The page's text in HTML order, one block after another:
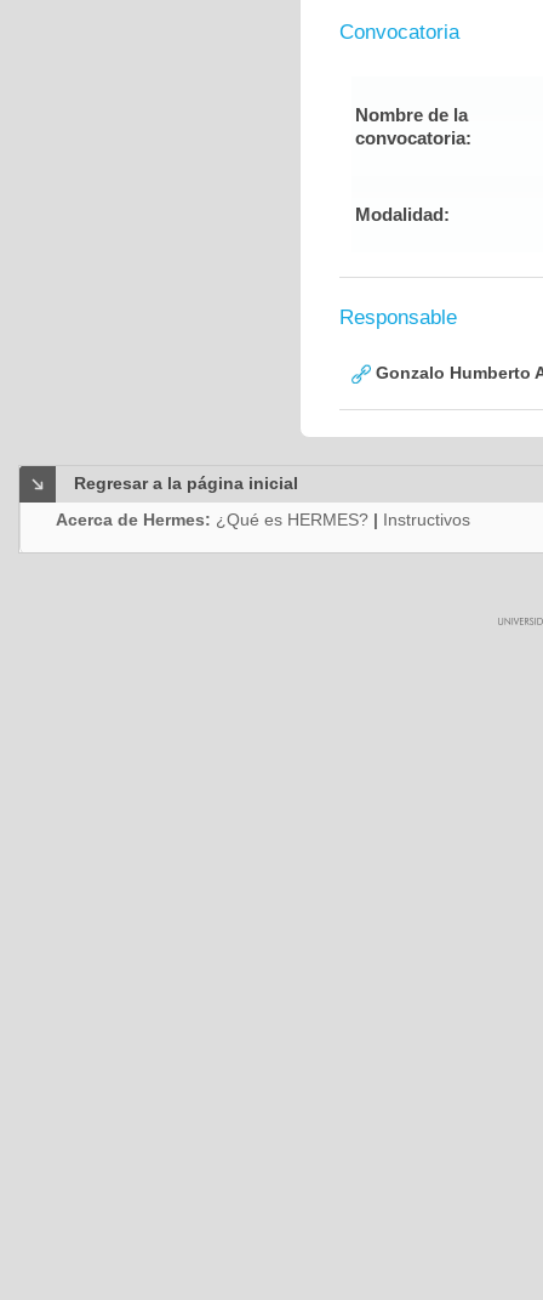
Convocatoria
Nombre de la
convocatoria:
Modalidad:
Responsable
Gonzalo Humberto
Regresar a la página inicial
Acerca de Hermes: ¿Qué es HERMES? | Instructivos